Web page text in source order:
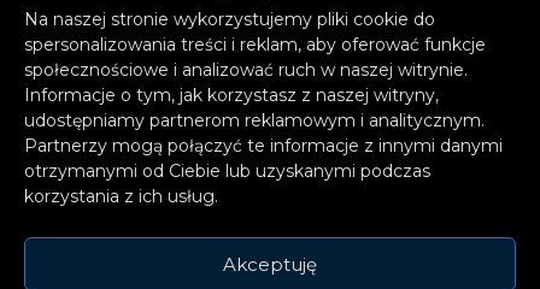
Na naszej stronie wykorzystujemy pliki cookie do
spersonalizowania treści i reklam, aby oferować funkcje
społecznościowe i analizować ruch w naszej witrynie.
Informacje o tym, jak korzystasz z naszej witryny,
udostępniamy partnerom reklamowym i analitycznym.
Partnerzy mogą połączyć te informacje z innymi danymi
otrzymanymi od Ciebie lub uzyskanymi podczas
korzystania z ich usług.
Akceptuję
Antony Esca ma tylko 22 lata, a może
pochwalić się nie lada osiągnięciami. Artysta